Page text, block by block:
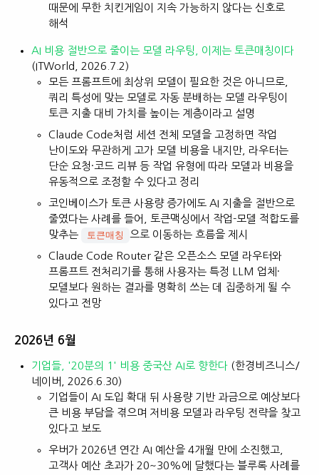
때문에 무한 치킨게임이 지속 가능하지 않다는 신호로
해석
AI 비용 절반으로 줄이는 모델 라우팅, 이제는 토큰매칭이다
(ITWorld, 2026.7.2)
모든 프롬프트에 최상위 모델이 필요한 것은 아니므로,
쿼리 특성에 맞는 모델로 자동 분배하는 모델 라우팅이
토큰 지출 대비 가치를 높이는 계층이라고 설명
Claude Code처럼 세션 전체 모델을 고정하면 작업
난이도와 무관하게 고가 모델 비용을 내지만, 라우터는
단순 요청·코드 리뷰 등 작업 유형에 따라 모델과 비용을
유동적으로 조정할 수 있다고 정리
코인베이스가 토큰 사용량 증가에도 AI 지출을 절반으로
줄였다는 사례를 들어, 토큰맥싱에서 작업-모델 적합도를
맞추는
토큰매칭
으로 이동하는 흐름을 제시
Claude Code Router 같은 오픈소스 모델 라우터와
프롬프트 전처리기를 통해 사용자는 특정 LLM 업체·
모델보다 원하는 결과를 명확히 쓰는 데 집중하게 될 수
있다고 전망
2026년 6월
기업들, '20분의 1' 비용 중국산 AI로 향한다 (한경비즈니스/
네이버, 2026.6.30)
기업들이 AI 도입 확대 뒤 사용량 기반 과금으로 예상보다
큰 비용 부담을 겪으며 저비용 모델과 라우팅 전략을 찾고
있다고 보도
우버가 2026년 연간 AI 예산을 4개월 만에 소진했고,
고객사 예산 초과가 20~30%에 달했다는 블루록 사례를